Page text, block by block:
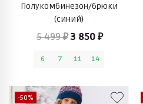
Полукомбинезон/брюки
(синий)
5 499 ₽3 850 ₽
6 7 11 14
-50%